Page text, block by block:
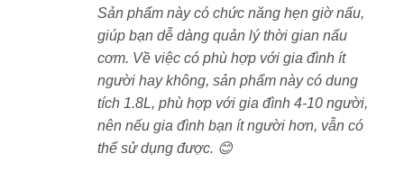
Công nghệ IH mạnh mẽ, hạt cơm chín đều, dẻo
Lòng nồi phủ gốm hồng ngoại xa, giữ cơm mềm và
thơm lâu.
Nhiệt độ nấu cao 110–115°C, cơm ngon như nấu
Sản phẩm này có chức năng hẹn giờ nấu,
giúp bạn dễ dàng quản lý thời gian nấu
cơm. Về việc có phù hợp với gia đình ít
người hay không, sản phẩm này có dung
tích 1.8L, phù hợp với gia đình 4-10 người,
nên nếu gia đình bạn ít người hơn, vẫn có
thể sử dụng được. 😊